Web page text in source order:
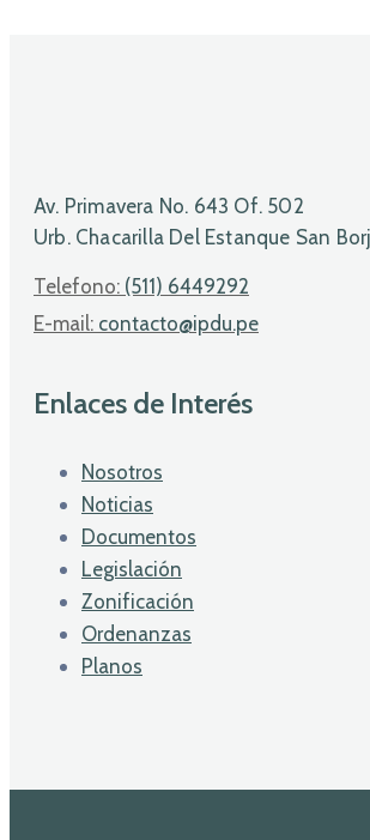
Av. Primavera No. 643 Of. 502
Urb. Chacarilla Del Estanque San
Telefono: (511) 6449292
E-mail: contacto@ipdu.pe
Enlaces de Interés
Nosotros
Noticias
Documentos
Legislación
Zonificación
Ordenanzas
Planos